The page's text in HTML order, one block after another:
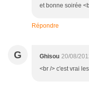
et bonne soirée
Répondre
G Ghisou 20/08/
<br /> c'est vrai